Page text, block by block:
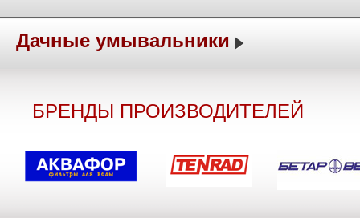
Дачные умывальники
БРЕНДЫ ПРОИЗВОДИТЕЛЕЙ